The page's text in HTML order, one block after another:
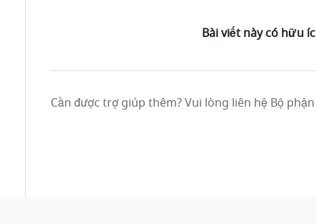
Bài viết này có hữu
Cần được trợ giúp thêm? Vui lòng liên hệ Bộ phận